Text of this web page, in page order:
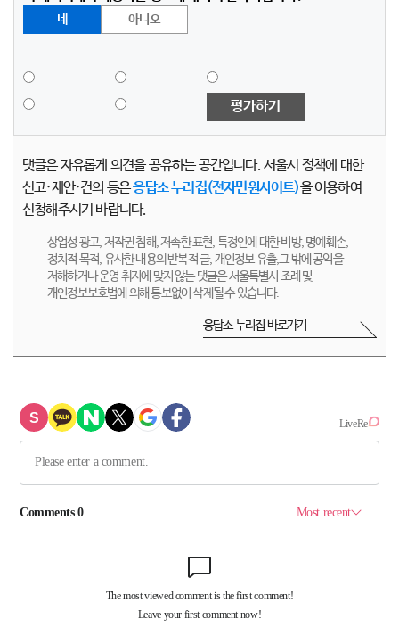
네 아니오
평가하기
댓글은 자유롭게 의견을 공유하는 공간입니다. 서울시 정책에 대한
신고·제안·건의 등은응답소 누리집(전자민원사이트)을 이용하여
신청해주시기 바랍니다.
상업성 광고, 저작권 침해, 저속한 표현, 특정인에 대한 비방, 명예훼손,
정치적 목적, 유사한 내용의 반복적 글, 개인정보 유출,그 밖에 공익을
저해하거나 운영 취지에 맞지 않는 댓글은 서울특별시 조례 및
개인정보보호법에 의해 통보없이 삭제될 수 있습니다.
응답소 누리집 바로가기